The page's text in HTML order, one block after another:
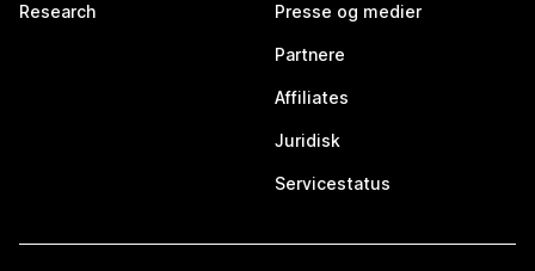
Research Presse og medier
Partnere
Affiliates
Juridisk
Servicestatus